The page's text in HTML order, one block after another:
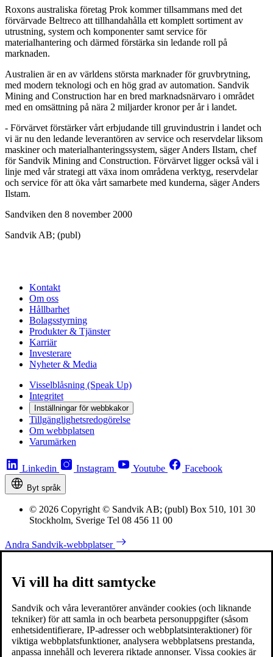
Roxons australiska företag Prok kommer tillsammans med det
förvärvade Beltreco att tillhandahålla ett komplett sortiment av
utrustning, system och komponenter samt service för
materialhantering och därmed förstärka sin ledande roll på
marknaden.
Australien är en av världens största marknader för gruvbrytning,
med modern teknologi och en hög grad av automation. Sandvik
Mining and Construction har en bred marknadsnärvaro i området
med en omsättning på nära 2 miljarder kronor per år i landet.
- Förvärvet förstärker vårt erbjudande till gruvindustrin i landet och
vi är nu den ledande leverantören av service och reservdelar liksom
maskiner och materialhanteringssystem, säger Anders Ilstam, chef
för Sandvik Mining and Construction. Förvärvet ligger också väl i
linje med vår strategi att växa inom områdena verktyg, reservdelar
och service för att öka vårt samarbete med kunderna, säger Anders
Ilstam.
Sandviken den 8 november 2000
Sandvik AB; (publ)
Kontakt
Om oss
Hållbarhet
Bolagsstyrning
Produkter & Tjänster
Karriär
Investerare
Nyheter & Media
Visselblåsning (Speak Up)
Integritet
Inställningar för webbkakor
Tillgänglighetsredogörelse
Om webbplatsen
Varumärken
Linkedin Instagram Youtube Facebook
Byt språk
© 2026 Copyright © Sandvik AB; (publ) Box 510, 101 30
Stockholm, Sverige Tel 08 456 11 00
Andra Sandvik-webbplatser
Vi vill ha ditt samtycke
Sandvik och våra leverantörer använder cookies (och liknande
tekniker) för att samla in och bearbeta personuppgifter (såsom
enhetsidentifierare, IP-adresser och webbplatsinteraktioner) för
viktiga webbplatsfunktioner, analysera webbplatsens prestanda,
anpassa innehåll och leverera riktade annonser. Vissa cookies är